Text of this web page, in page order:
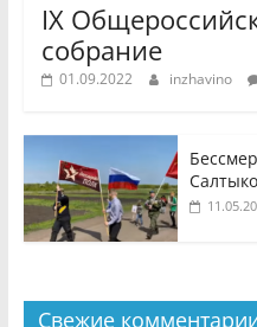
IX
собрание
01.09.2022 inzhavino
Свежие